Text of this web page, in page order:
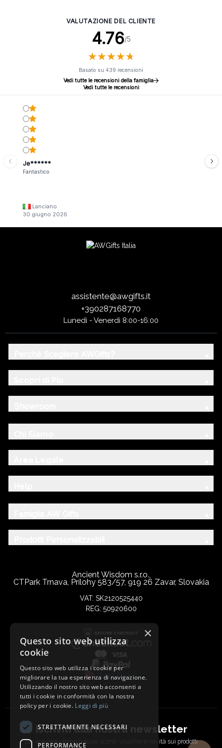
VALUTAZIONE DEL CLIENTE
4.76/5
★★★★★
★★★★★
Basato su 439 recensioni
Vedi tutte le recensioni della famiglia
Vedi tutte le recensioni
Je******
Fantastico
Lanciano
30 giugno 2026
assistente@awgifts.it
+390287168770
Lunedì - Venerdì 8:00-16:00
Ancient Wisdom s.r.o.,
CTPark Trnava, Prílohy 583/57, 919 26 Zavar, Slovakia
VAT: SK2120525440
REG: 50920600
Iscriviti alla nostra newsletter
per ricevere ultime notizie, sconti, voucher e novità sui prodotti
×
Questo sito web utilizza
cookie
Questo sito web utilizza i cookie per
migliorare la tua esperienza di navigazione.
Utilizzando il nostro sito web acconsenti a
tutti i cookie in conformità con la nostra
policy per i cookie. Leggi di più
STRETTAMENTE NECESSARI
PERFORMANCE